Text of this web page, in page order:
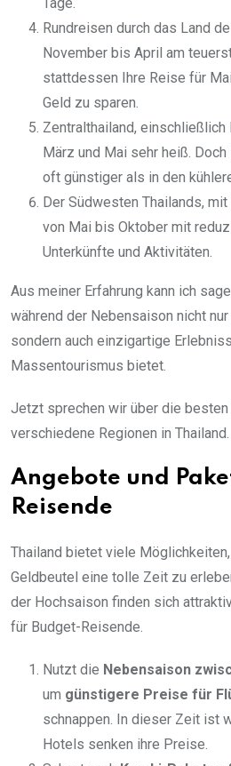
Rundreisen durch das Land
November bis April am
stattdessen Ihre Reise für
Geld zu sparen.
Zentralthailand,
März und Mai sehr heiß.
oft günstiger als in den
Der Südwesten Thailands,
von Mai bis Oktober mit
Unterkünfte und Aktivitäten.
Aus meiner Erfahrung kann ich
während der Nebensaison nicht
sondern auch einzigartige
Massentourismus bietet.
Jetzt sprechen wir über die
verschiedene Regionen in Thailand.
Angebote und
Reisende
Thailand bietet viele
Geldbeutel eine tolle Zeit zu
der Hochsaison finden sich
für Budget-Reisende.
Nutzt die Nebensaison
um günstigere Preise für
schnappen. In dieser Zeit ist
Hotels senken ihre Preise.